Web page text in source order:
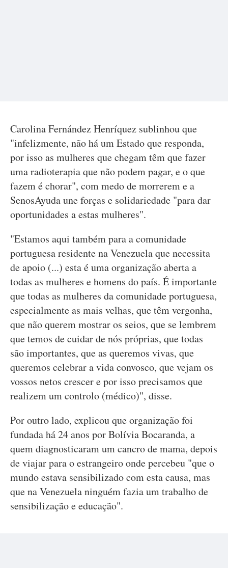
Carolina Fernández Henríquez sublinhou que
"infelizmente, não há um Estado que responda,
por isso as mulheres que chegam têm que fazer
uma radioterapia que não podem pagar, e o que
fazem é chorar", com medo de morrerem e a
SenosAyuda une forças e solidariedade "para dar
oportunidades a estas mulheres".
"Estamos aqui também para a comunidade
portuguesa residente na Venezuela que necessita
de apoio (...) esta é uma organização aberta a
todas as mulheres e homens do país. É importante
que todas as mulheres da comunidade portuguesa,
especialmente as mais velhas, que têm vergonha,
que não querem mostrar os seios, que se lembrem
que temos de cuidar de nós próprias, que todas
são importantes, que as queremos vivas, que
queremos celebrar a vida convosco, que vejam os
vossos netos crescer e por isso precisamos que
realizem um controlo (médico)", disse.
Por outro lado, explicou que organização foi
fundada há 24 anos por Bolívia Bocaranda, a
quem diagnosticaram um cancro de mama, depois
de viajar para o estrangeiro onde percebeu "que o
mundo estava sensibilizado com esta causa, mas
que na Venezuela ninguém fazia um trabalho de
sensibilização e educação".